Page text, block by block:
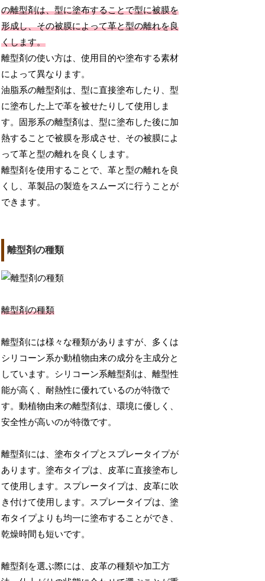
の離型剤は、型に塗布することで型に被膜を
形成し、その被膜によって革と型の離れを良
くします。
離型剤の使い方は、使用目的や塗布する素材
によって異なります。
油脂系の離型剤は、型に直接塗布したり、型
に塗布した上で革を被せたりして使用しま
す。固形系の離型剤は、型に塗布した後に加
熱することで被膜を形成させ、その被膜によ
って革と型の離れを良くします。
離型剤を使用することで、革と型の離れを良
くし、革製品の製造をスムーズに行うことが
できます。
離型剤の種類
離型剤の種類
離型剤には様々な種類がありますが、多くは
シリコーン系か動植物由来の成分を主成分と
しています。シリコーン系離型剤は、離型性
能が高く、耐熱性に優れているのが特徴で
す。動植物由来の離型剤は、環境に優しく、
安全性が高いのが特徴です。
離型剤には、塗布タイプとスプレータイプが
あります。塗布タイプは、皮革に直接塗布し
て使用します。スプレータイプは、皮革に吹
き付けて使用します。スプレータイプは、塗
布タイプよりも均一に塗布することができ、
乾燥時間も短いです。
離型剤を選ぶ際には、皮革の種類や加工方